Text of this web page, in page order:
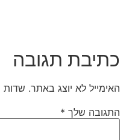
כתיבת תגובה
האימייל לא יוצג באתר. שדות
התגובה שלך*